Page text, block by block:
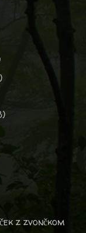
z zvončkom